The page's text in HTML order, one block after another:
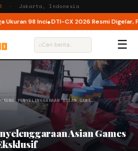
· Jakarta, Indonesia
98 Inci DTI-CX 2026 Resmi Digelar,
⌕ ☰
PENYELENGGARAAN ASIAN GAME…
Asian Games